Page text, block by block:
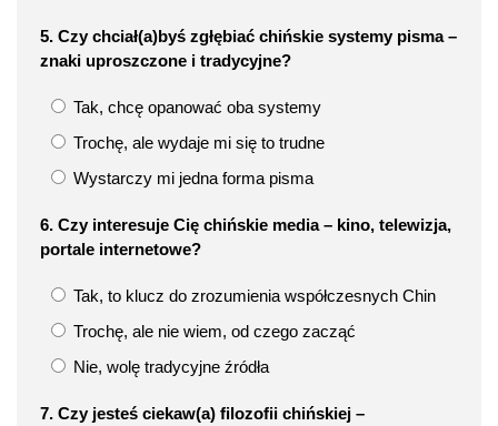
5. Czy chciał(a)byś zgłębiać chińskie systemy pisma –
znaki uproszczone i tradycyjne?
Tak, chcę opanować oba systemy
Trochę, ale wydaje mi się to trudne
Wystarczy mi jedna forma pisma
6. Czy interesuje Cię chińskie media – kino, telewizja,
portale internetowe?
Tak, to klucz do zrozumienia współczesnych Chin
Trochę, ale nie wiem, od czego zacząć
Nie, wolę tradycyjne źródła
7. Czy jesteś ciekaw(a) filozofii chińskiej –